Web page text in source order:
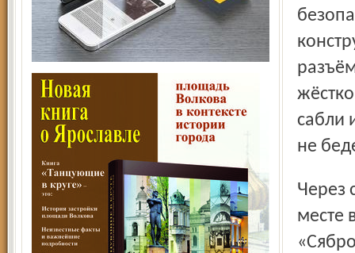
сабли
не
Через стенку от Дагестана – Белоруссия, на самом видном
месте